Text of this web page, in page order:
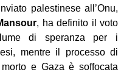
palestinese all’Onu,
, ha definito il voto
di speranza per i
mentre il processo di
e Gaza è soffocata